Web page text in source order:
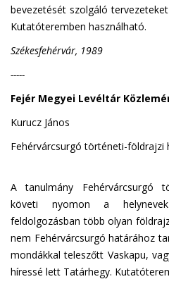
bevezetését szolgáló
Kutatóteremben használható.
Székesfehérvár, 1989
-----
Fejér Megyei Levéltár
Kurucz János
Fehérvárcsurgó történeti-földrajzi
A tanulmány Fehérvárcsurgó
követi nyomon a
feldolgozásban több olyan
nem Fehérvárcsurgó határához
mondákkal teleszőtt Vaskapu,
híressé lett Tatárhegy.